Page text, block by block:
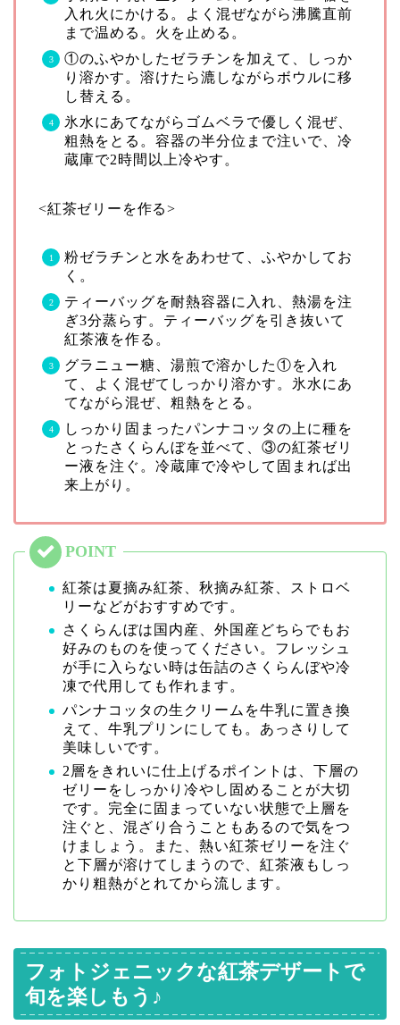
入れ火にかける。よく混ぜながら沸騰直前
まで温める。火を止める。
①のふやかしたゼラチンを加えて、しっか
り溶かす。溶けたら漉しながらボウルに移
し替える。
氷水にあてながらゴムベラで優しく混ぜ、
粗熱をとる。容器の半分位まで注いで、冷
蔵庫で2時間以上冷やす。
<紅茶ゼリーを作る>
粉ゼラチンと水をあわせて、ふやかしてお
く。
ティーバッグを耐熱容器に入れ、熱湯を注
ぎ3分蒸らす。ティーバッグを引き抜いて
紅茶液を作る。
グラニュー糖、湯煎で溶かした①を入れ
て、よく混ぜてしっかり溶かす。氷水にあ
てながら混ぜ、粗熱をとる。
しっかり固まったパンナコッタの上に種を
とったさくらんぼを並べて、③の紅茶ゼリ
ー液を注ぐ。冷蔵庫で冷やして固まれば出
来上がり。
紅茶は夏摘み紅茶、秋摘み紅茶、ストロベ
リーなどがおすすめです。
さくらんぼは国内産、外国産どちらでもお
好みのものを使ってください。フレッシュ
が手に入らない時は缶詰のさくらんぼや冷
凍で代用しても作れます。
パンナコッタの生クリームを牛乳に置き換
えて、牛乳プリンにしても。あっさりして
美味しいです。
2層をきれいに仕上げるポイントは、下層の
ゼリーをしっかり冷やし固めることが大切
です。完全に固まっていない状態で上層を
注ぐと、混ざり合うこともあるので気をつ
けましょう。また、熱い紅茶ゼリーを注ぐ
と下層が溶けてしまうので、紅茶液もしっ
かり粗熱がとれてから流します。
フォトジェニックな紅茶デザートで
旬を楽しもう♪